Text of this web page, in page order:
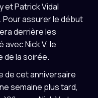
et Patrick Vidal
Pour assurer le début
derrière les
Nick V, le
de la soirée.
de cet anniversaire
semaine plus tard,